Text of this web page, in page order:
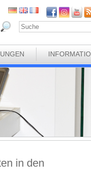
in den